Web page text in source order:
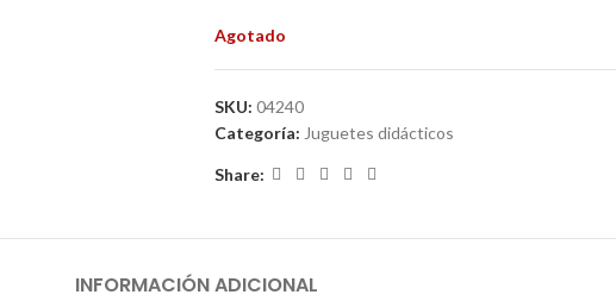
Agotado
SKU: 04240
Categoría: Juguetes didácticos
Share:
INFORMACIÓN ADICIONAL